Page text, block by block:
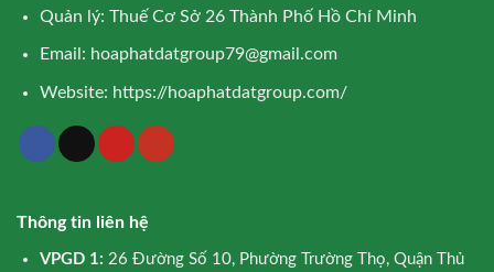
Quản lý: Thuế Cơ Sở 26 Thành Phố Hồ Chí Minh
Email: hoaphatdatgroup79@gmail.com
Website: https://hoaphatdatgroup.com/
Thông tin liên hệ
VPGD 1: 26 Đường Số 10, Phường Trường Thọ, Quận Thủ